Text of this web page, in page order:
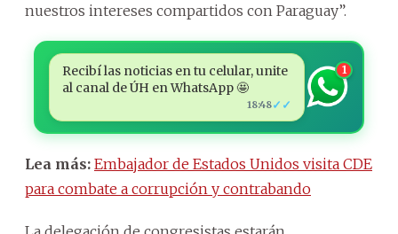
nuestros intereses compartidos con Paraguay”.
Recibí las noticias en tu celular, unite
al canal de ÚH en WhatsApp 🤩
18:48✓✓
1
Lea más: Embajador de Estados Unidos visita CDE
para combate a corrupción y contrabando